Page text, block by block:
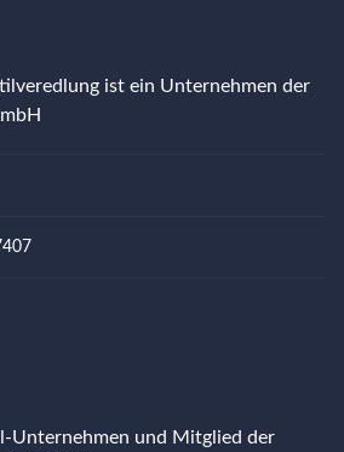
ist ein Unternehmen der
Unternehmen und Mitglied der